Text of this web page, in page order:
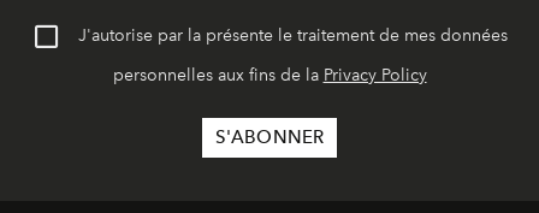
J'autorise par la présente le traitement de mes données
personnelles aux fins de la Privacy Policy